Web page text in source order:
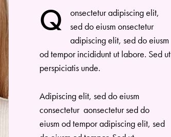
Q
onsectetur adipiscing elit,
sed do eiusm onsectetur
adipiscing elit, sed do eiusm
od tempor incididunt ut labore. Sed ut
perspiciatis unde.
Adipiscing elit, sed do eiusm
consectetur aonsectetur sed do
eiusm od tempor adipiscing elit, sed